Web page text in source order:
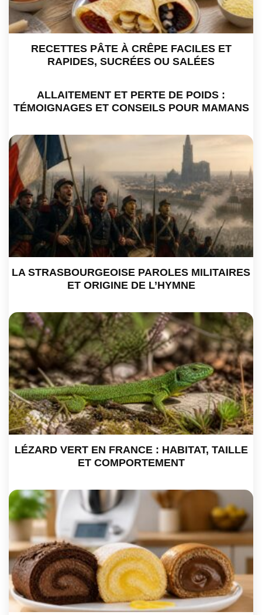
RECETTES PÂTE À CRÊPE FACILES ET
RAPIDES, SUCRÉES OU SALÉES
ALLAITEMENT ET PERTE DE POIDS :
TÉMOIGNAGES ET CONSEILS POUR MAMANS
LA STRASBOURGEOISE PAROLES MILITAIRES
ET ORIGINE DE L’HYMNE
LÉZARD VERT EN FRANCE : HABITAT, TAILLE
ET COMPORTEMENT